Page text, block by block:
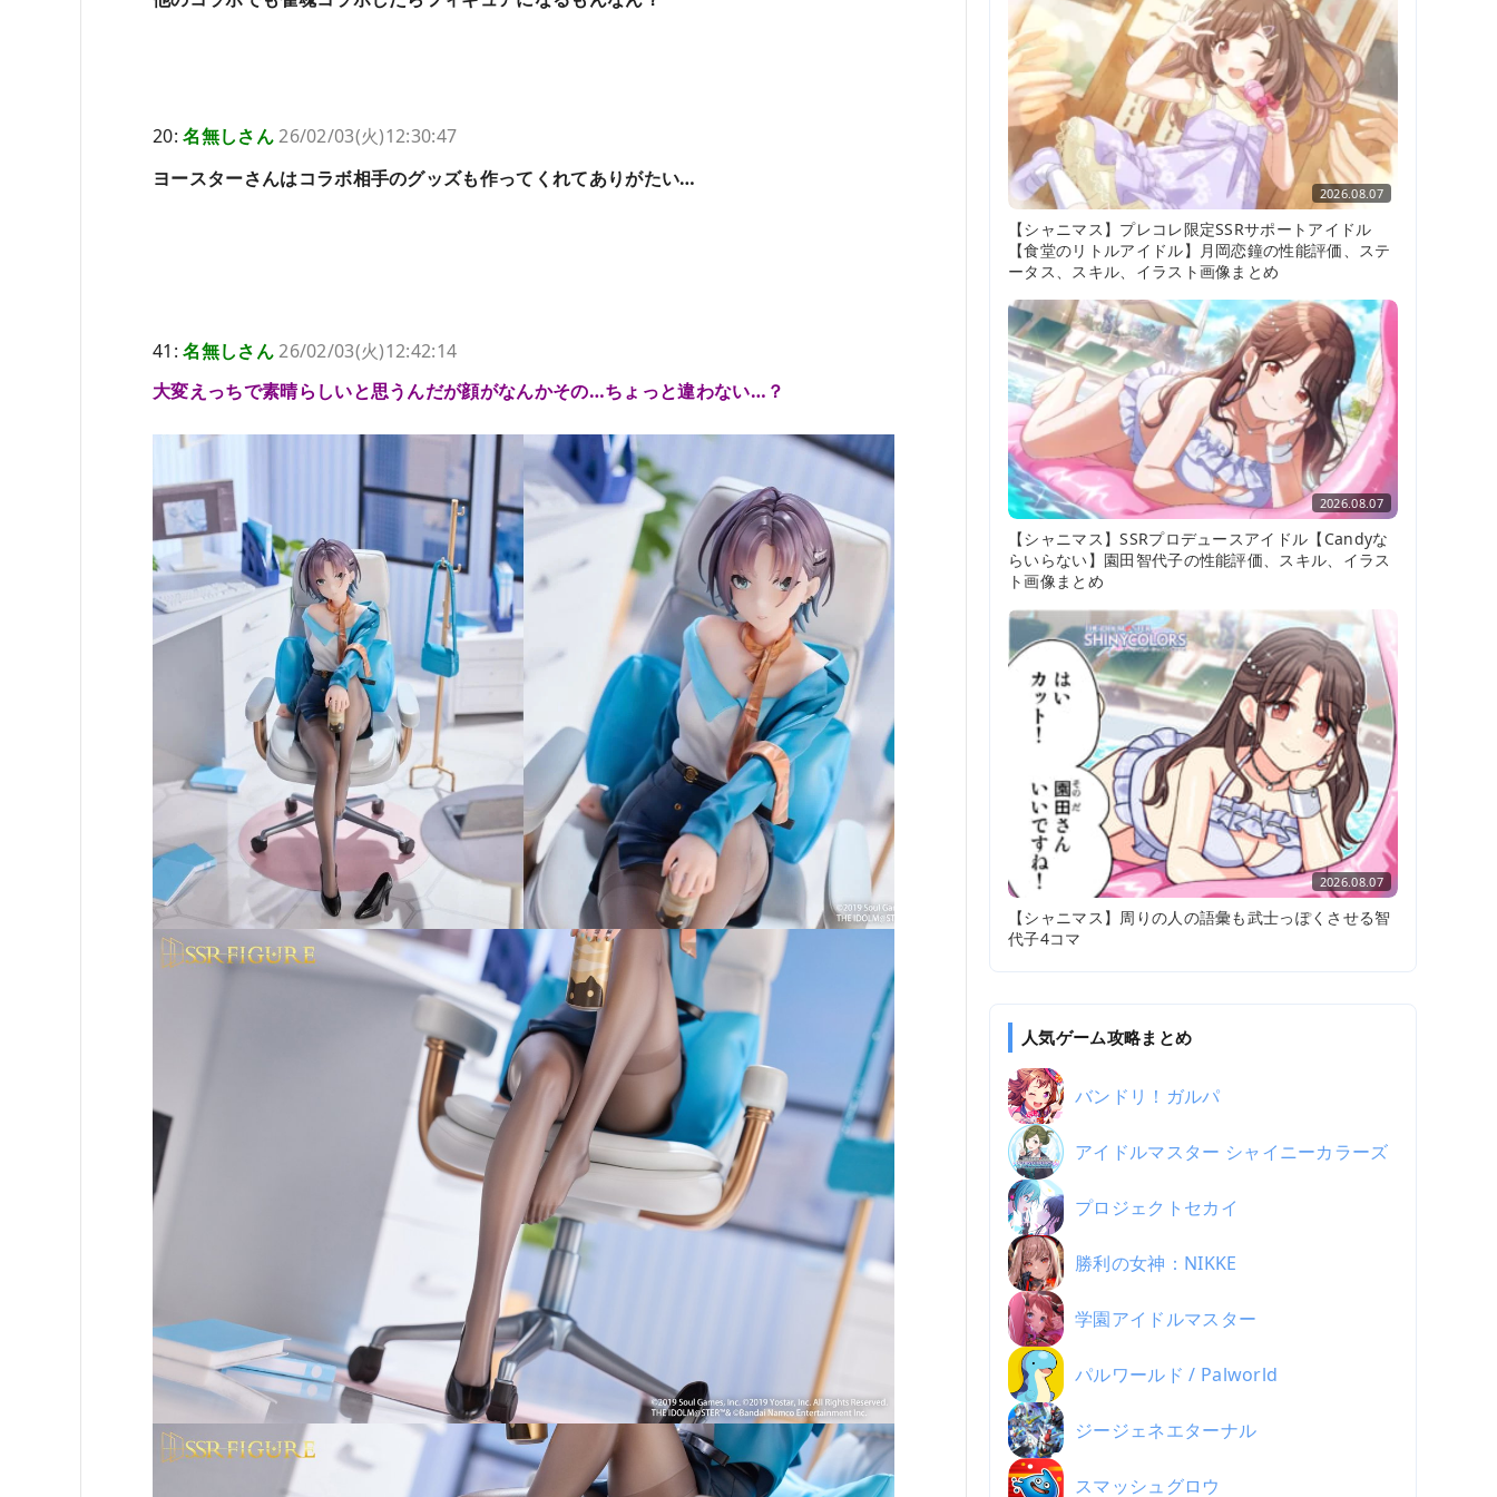
20:名無しさん26/02/03(火)12:30:47
ヨースターさんはコラボ相手のグッズも作ってくれてありがたい…
41:名無しさん26/02/03(火)12:42:14
大変えっちで素晴らしいと思うんだが顔がなんかその…ちょっと違わない…？
2026.08.07
【シャニマス】プレコレ限定SSRサポートアイドル
【食堂のリトルアイドル】月岡恋鐘の性能評価、ステ
ータス、スキル、イラスト画像まとめ
2026.08.07
【シャニマス】SSRプロデュースアイドル【Candyな
らいらない】園田智代子の性能評価、スキル、イラス
ト画像まとめ
2026.08.07
【シャニマス】周りの人の語彙も武士っぽくさせる智
代子4コマ
人気ゲーム攻略まとめ
バンドリ！ガルパ
アイドルマスター シャイニーカラーズ
プロジェクトセカイ
勝利の女神：NIKKE
学園アイドルマスター
パルワールド / Palworld
ジージェネエターナル
スマッシュグロウ